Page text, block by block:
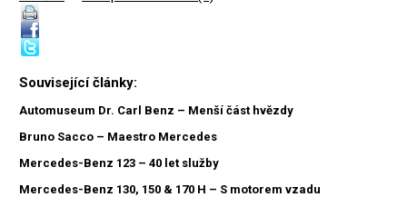
Související články:
Automuseum Dr. Carl Benz – Menší část hvězdy
Bruno Sacco – Maestro Mercedes
Mercedes-Benz 123 – 40 let služby
Mercedes-Benz 130, 150 & 170 H – S motorem vzadu